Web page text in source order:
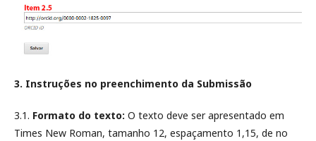
3. Instruções no preenchimento da Submissão
3.1. Formato do texto: O texto deve ser apresentado em
Times New Roman, tamanho 12, espaçamento 1,15, de no